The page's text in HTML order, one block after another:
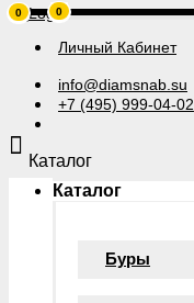
Личный Кабинет
info@diamsnab.su
+7 (495) 999-04-02
0
Каталог
Каталог
Буры
0